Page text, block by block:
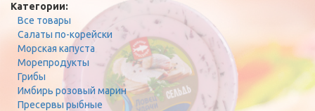
Категории:
Все товары
Салаты по-корейски
Морская капуста
Морепродукты
Грибы
Имбирь розовый марин
Пресервы рыбные